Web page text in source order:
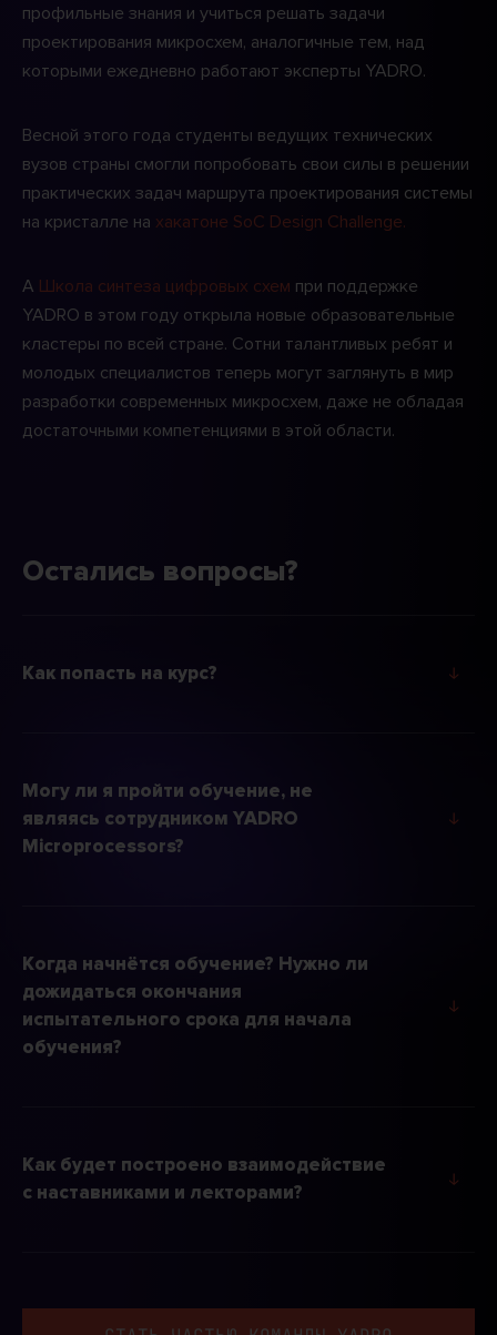
профильные знания и учиться решать задачи
проектирования микросхем, аналогичные тем, над
которыми ежедневно работают эксперты YADRO.
Весной этого года студенты ведущих технических
вузов страны смогли попробовать свои силы в решении
практических задач маршрута проектирования системы
на кристалле на хакатоне SoC Design Challenge.
А Школа синтеза цифровых схем при поддержке
YADRO в этом году открыла новые образовательные
кластеры по всей стране. Сотни талантливых ребят и
молодых специалистов теперь могут заглянуть в мир
разработки современных микросхем, даже не обладая
достаточными компетенциями в этой области.
Остались вопросы?
Как попасть на курс? ↓
Могу ли я пройти обучение, не
являясь сотрудником YADRO
Microprocessors?
↓
Когда начнётся обучение? Нужно ли
дожидаться окончания
испытательного срока для начала
обучения?
↓
Как будет построено взаимодействие
с наставниками и лекторами?
↓